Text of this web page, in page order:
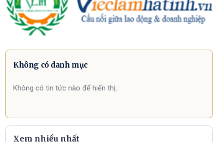
Không có danh mục
Không có tin tức nào để hiển thị.
Xem nhiều nhất